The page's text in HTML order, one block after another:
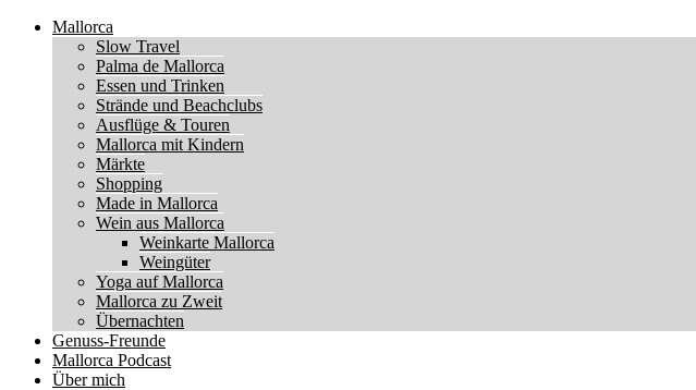
Mallorca
Slow Travel
Palma de Mallorca
Essen und Trinken
Strände und Beachclubs
Ausflüge & Touren
Mallorca mit Kindern
Märkte
Shopping
Made in Mallorca
Wein aus Mallorca
Weinkarte Mallorca
Weingüter
Yoga auf Mallorca
Mallorca zu Zweit
Übernachten
Genuss-Freunde
Mallorca Podcast
Über mich